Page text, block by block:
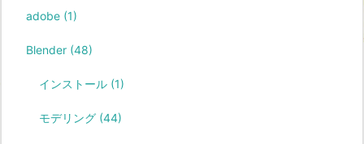
adobe (1)
Blender (48)
インストール (1)
モデリング (44)